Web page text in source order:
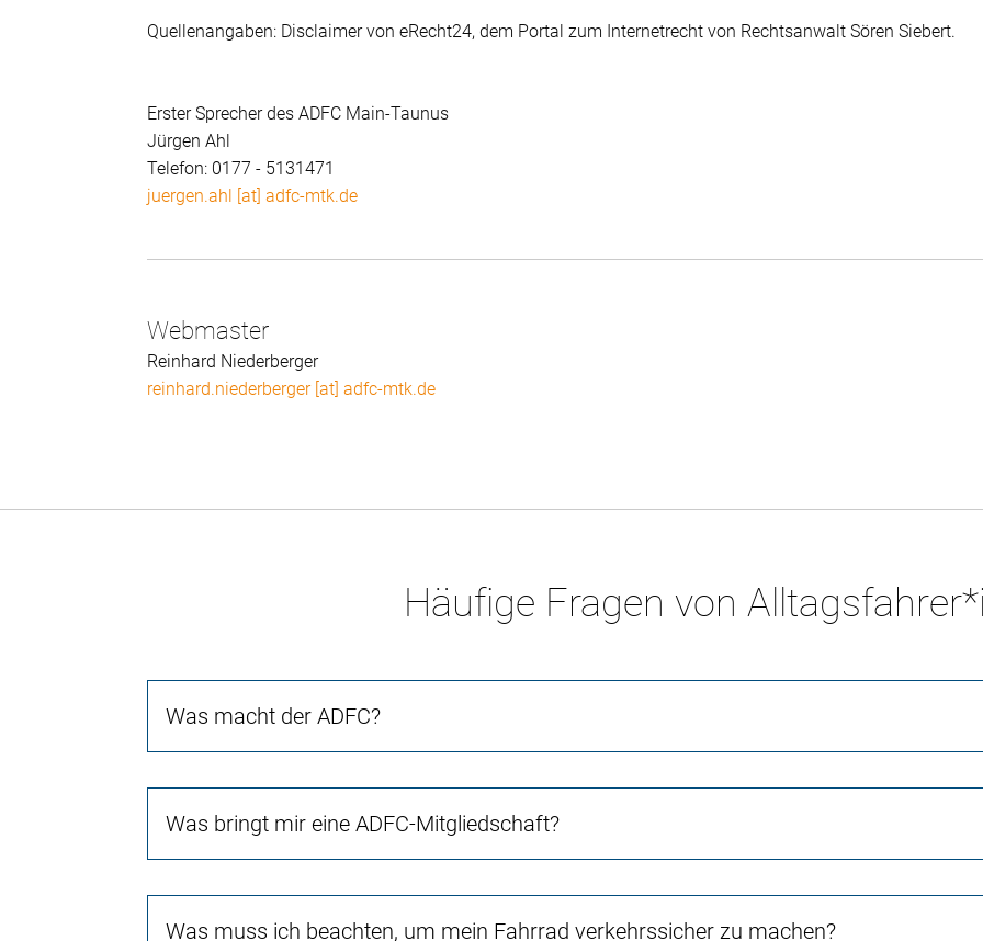
Quellenangaben: Disclaimer von eRecht24, dem Portal zum Internetrecht von Rechtsanwalt Sören Siebert.
Erster Sprecher des ADFC Main-Taunus
Jürgen Ahl
Telefon: 0177 - 5131471
juergen.ahl [at] adfc-mtk.de
Webmaster
Reinhard Niederberger
reinhard.niederberger [at] adfc-mtk.de
Häufige Fragen von
Was macht der ADFC?
Was bringt mir eine ADFC-Mitgliedschaft?
Was muss ich beachten, um mein Fahrrad verkehrssicher zu machen?